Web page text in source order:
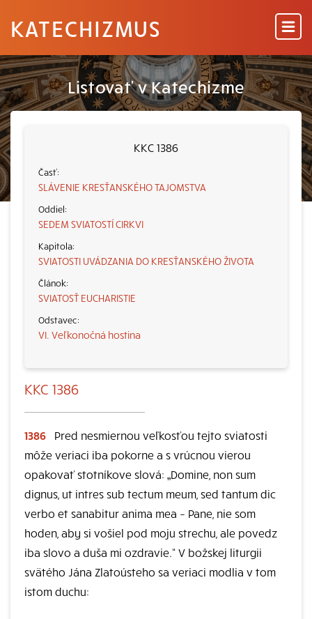
KATECHIZMUS
Listovať v Katechizme
KKC 1386
SLÁVENIE KRESŤANSKÉHO TAJOMSTVA
SEDEM SVIATOSTÍ CIRKVI
SVIATOSTI UVÁDZANIA DO KRESŤANSKÉHO ŽIVOTA
SVIATOSŤ EUCHARISTIE
VI. Veľkonočná hostina
KKC 1386
1386
Pred nesmiernou veľkosťou tejto sviatosti
môže veriaci iba pokorne a s vrúcnou vierou
opakovať stotníkove slová: „Domine, non sum
dignus, ut intres sub tectum meum, sed tantum dic
verbo et sanabitur anima mea – Pane, nie som
hoden, aby si vošiel pod moju strechu, ale povedz
iba slovo a duša mi ozdravie.“ V božskej liturgii
svätého Jána Zlatoústeho sa veriaci modlia v tom
istom duchu: